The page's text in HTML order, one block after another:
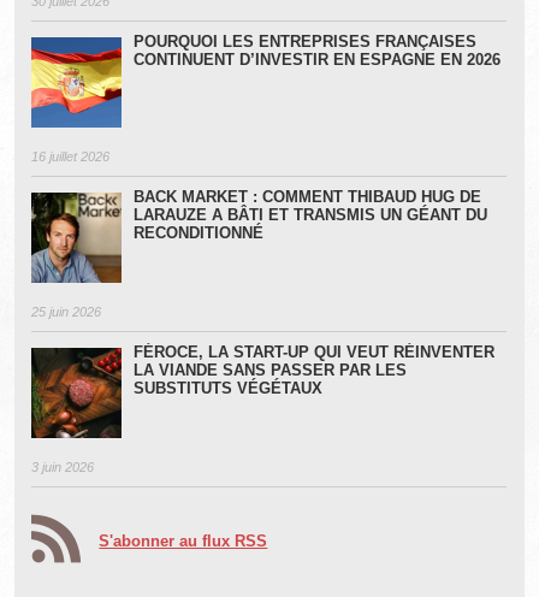
POURQUOI LES ENTREPRISES FRANÇAISES
CONTINUENT D’INVESTIR EN ESPAGNE EN 2026
16 juillet 2026
BACK MARKET : COMMENT THIBAUD HUG DE
LARAUZE A BÂTI ET TRANSMIS UN GÉANT DU
RECONDITIONNÉ
25 juin 2026
FÉROCE, LA START-UP QUI VEUT RÉINVENTER
LA VIANDE SANS PASSER PAR LES
SUBSTITUTS VÉGÉTAUX
3 juin 2026
S'abonner au flux RSS